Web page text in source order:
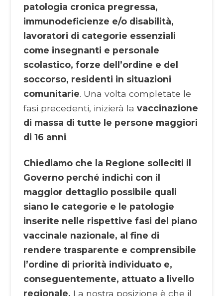
patologia cronica pregressa,
immunodeficienze e/o disabilità,
lavoratori di categorie essenziali
come insegnanti e personale
scolastico, forze dell’ordine e del
soccorso, residenti in situazioni
comunitarie. Una volta completate le
fasi precedenti, inizierà lavaccinazione
di massa di tutte le persone maggiori
di 16 anni.
Chiediamo che la Regione solleciti il
Governo perché indichi con il
maggior dettaglio possibile quali
siano le categorie e le patologie
inserite nelle rispettive fasi del piano
vaccinale nazionale, al fine di
rendere trasparente e comprensibile
l’ordine di priorità individuato e,
conseguentemente, attuato a livello
regionale. La nostra posizione è che il